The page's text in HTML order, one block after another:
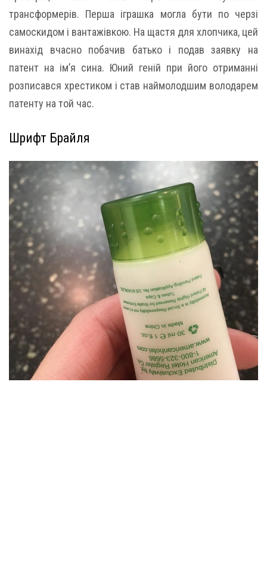
трансформерів. Перша іграшка могла бути по черзі
самоскидом і вантажівкою. На щастя для хлопчика, цей
винахід вчасно побачив батько і подав заявку на
патент на ім’я сина. Юний геній при його отриманні
розписався хрестиком і став наймолодшим володарем
патенту на той час.
Шрифт Брайля